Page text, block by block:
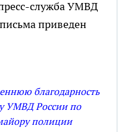
служба УМВД
приведен
благодарность
УМВД России по
полиции